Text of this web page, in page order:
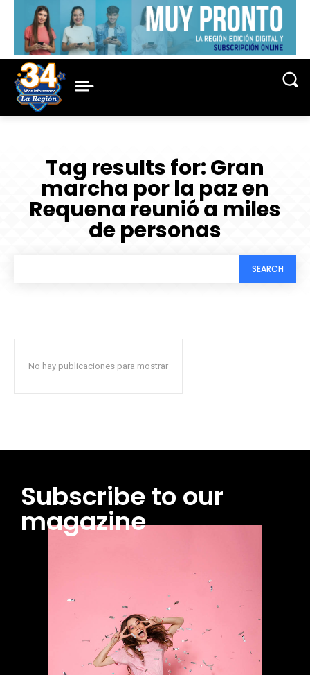
Tag results for:Gran
marcha por la paz en
Requena reunió a miles
de personas
SEARCH
No hay publicaciones para mostrar
Subscribe to our
magazine